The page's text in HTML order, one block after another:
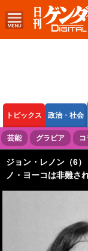
トピックス 政治・社会
ボートレース 競輪
芸能 グラビア コ
ジョン・レノン（6
ノ・ヨーコは非難さ